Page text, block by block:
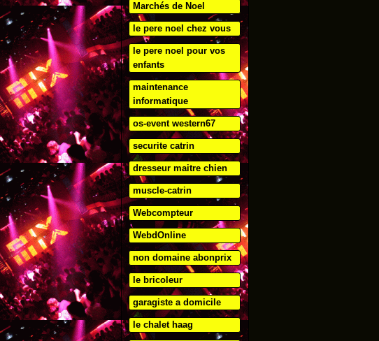
Marchés de Noel
le pere noel chez vous
le pere noel pour vos
enfants
maintenance
informatique
os-event western67
securite catrin
dresseur maitre chien
muscle-catrin
Webcompteur
WebdOnline
non domaine abonprix
le bricoleur
garagiste a domicile
le chalet haag